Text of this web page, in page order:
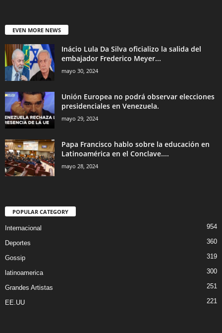
EVEN MORE NEWS
Inácio Lula Da Silva oficializo la salida del
embajador Frederico Meyer...
mayo 30, 2024
Unión Europea no podrá observar elecciones
presidenciales en Venezuela.
mayo 29, 2024
Papa Francisco hablo sobre la educación en
Latinoamérica en el Conclave....
mayo 28, 2024
POPULAR CATEGORY
Internacional 954
Deportes 360
Gossip 319
latinoamerica 300
Grandes Artistas 251
EE.UU 221